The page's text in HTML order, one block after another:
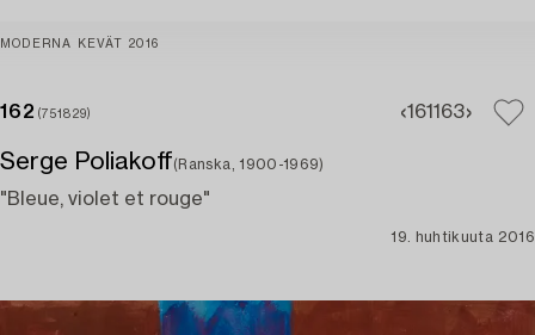
MODERNA KEVÄT 2016
162 (751829) 161163
Serge Poliakoff(Ranska, 1900-1969)
"Bleue, violet et rouge"
19. huhtikuuta 2016